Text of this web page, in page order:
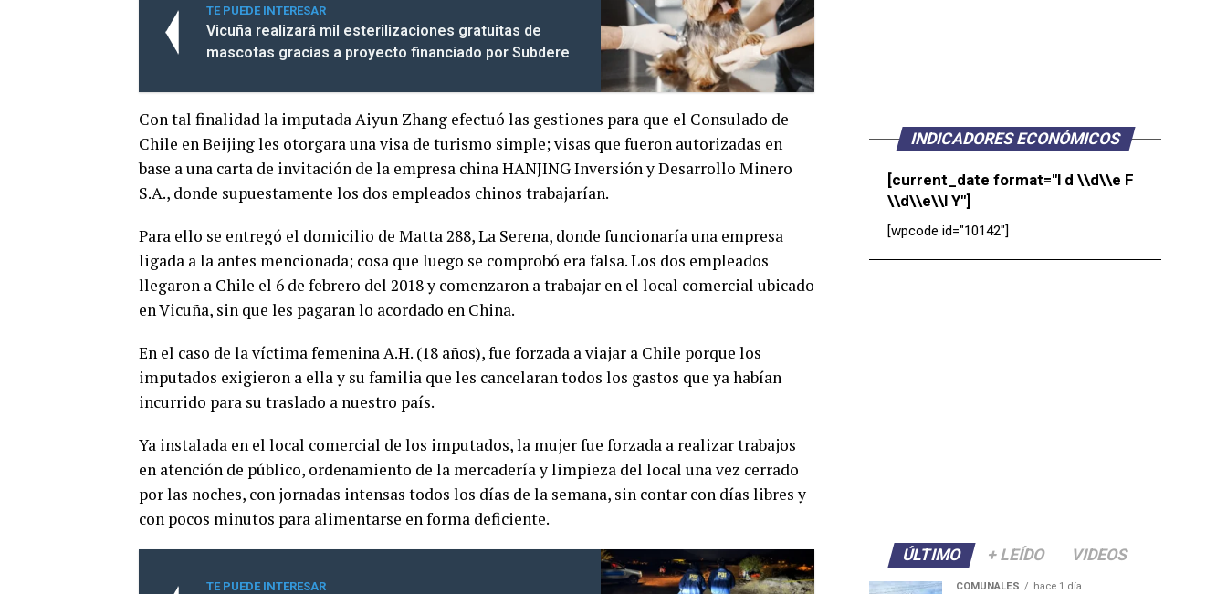
TE PUEDE INTERESAR
Vicuña realizará mil esterilizaciones gratuitas de
mascotas gracias a proyecto financiado por Subdere
Con tal finalidad la imputada Aiyun Zhang efectuó las gestiones para que el Consulado de
Chile en Beijing les otorgara una visa de turismo simple; visas que fueron autorizadas en
base a una carta de invitación de la empresa china HANJING Inversión y Desarrollo Minero
S.A., donde supuestamente los dos empleados chinos trabajarían.
Para ello se entregó el domicilio de Matta 288, La Serena, donde funcionaría una empresa
ligada a la antes mencionada; cosa que luego se comprobó era falsa. Los dos empleados
llegaron a Chile el 6 de febrero del 2018 y comenzaron a trabajar en el local comercial ubicado
en Vicuña, sin que les pagaran lo acordado en China.
En el caso de la víctima femenina A.H. (18 años), fue forzada a viajar a Chile porque los
imputados exigieron a ella y su familia que les cancelaran todos los gastos que ya habían
incurrido para su traslado a nuestro país.
Ya instalada en el local comercial de los imputados, la mujer fue forzada a realizar trabajos
en atención de público, ordenamiento de la mercadería y limpieza del local una vez cerrado
por las noches, con jornadas intensas todos los días de la semana, sin contar con días libres y
con pocos minutos para alimentarse en forma deficiente.
TE PUEDE INTERESAR
INDICADORES ECONÓMICOS
[current_date format="l d \\d\\e F
\\d\\e\\l Y"]
[wpcode id="10142"]
ÚLTIMO + LEÍDO VIDEOS
COMUNALES hace 1 día